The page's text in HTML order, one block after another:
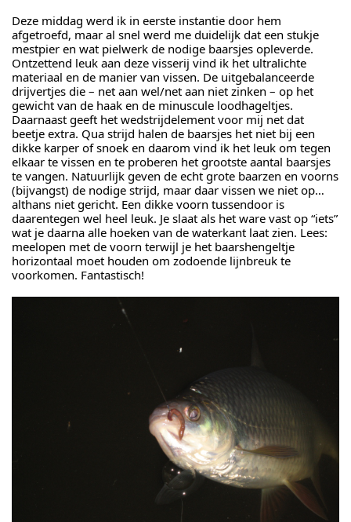
Deze middag werd ik in eerste instantie door hem
afgetroefd, maar al snel werd me duidelijk dat een stukje
mestpier en wat pielwerk de nodige baarsjes opleverde.
Ontzettend leuk aan deze visserij vind ik het ultralichte
materiaal en de manier van vissen. De uitgebalanceerde
drijvertjes die – net aan wel/net aan niet zinken – op het
gewicht van de haak en de minuscule loodhageltjes.
Daarnaast geeft het wedstrijdelement voor mij net dat
beetje extra. Qua strijd halen de baarsjes het niet bij een
dikke karper of snoek en daarom vind ik het leuk om tegen
elkaar te vissen en te proberen het grootste aantal baarsjes
te vangen. Natuurlijk geven de echt grote baarzen en voorns
(bijvangst) de nodige strijd, maar daar vissen we niet op…
althans niet gericht. Een dikke voorn tussendoor is
daarentegen wel heel leuk. Je slaat als het ware vast op “iets”
wat je daarna alle hoeken van de waterkant laat zien. Lees:
meelopen met de voorn terwijl je het baarshengeltje
horizontaal moet houden om zodoende lijnbreuk te
voorkomen. Fantastisch!